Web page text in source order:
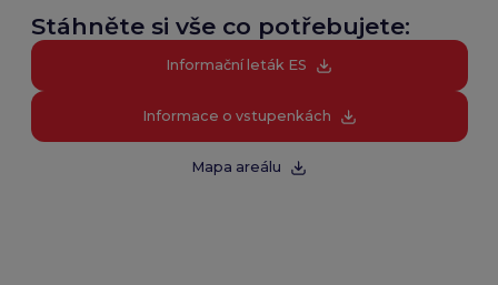
Stáhněte si vše co potřebujete:
Informační leták ES
Informace o vstupenkách
Mapa areálu